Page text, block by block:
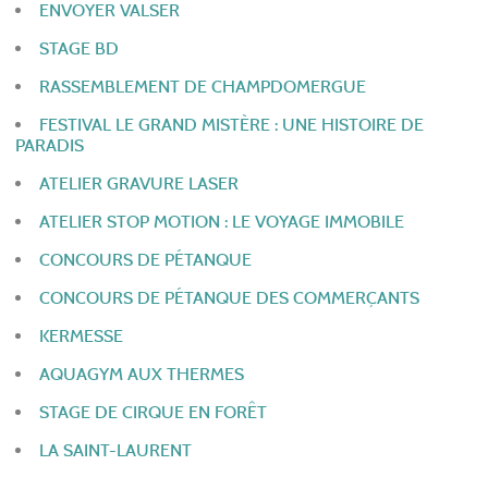
ENVOYER VALSER
STAGE BD
RASSEMBLEMENT DE CHAMPDOMERGUE
FESTIVAL LE GRAND MISTÈRE : UNE HISTOIRE DE
PARADIS
ATELIER GRAVURE LASER
ATELIER STOP MOTION : LE VOYAGE IMMOBILE
CONCOURS DE PÉTANQUE
CONCOURS DE PÉTANQUE DES COMMERÇANTS
KERMESSE
AQUAGYM AUX THERMES
STAGE DE CIRQUE EN FORÊT
LA SAINT-LAURENT